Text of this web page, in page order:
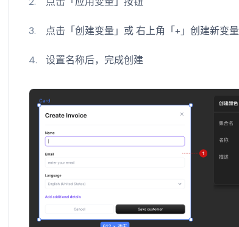
点击「创建变量」或 右上角「+」创建新变量
设置名称后，完成创建